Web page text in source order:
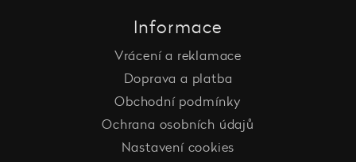
Informace
Vrácení a reklamace
Doprava a platba
Obchodní podmínky
Ochrana osobních údajů
Nastavení cookies